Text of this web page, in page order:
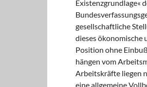
Existenzgrundlage«
gesellschaftliche
dieses ökonomische
Position ohne
hängen vom
Arbeitskräfte liegen
eine allgemeine